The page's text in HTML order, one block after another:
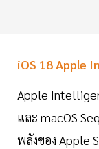
iOS 18 Apple
Apple
และ macOS
พลังของ Apple